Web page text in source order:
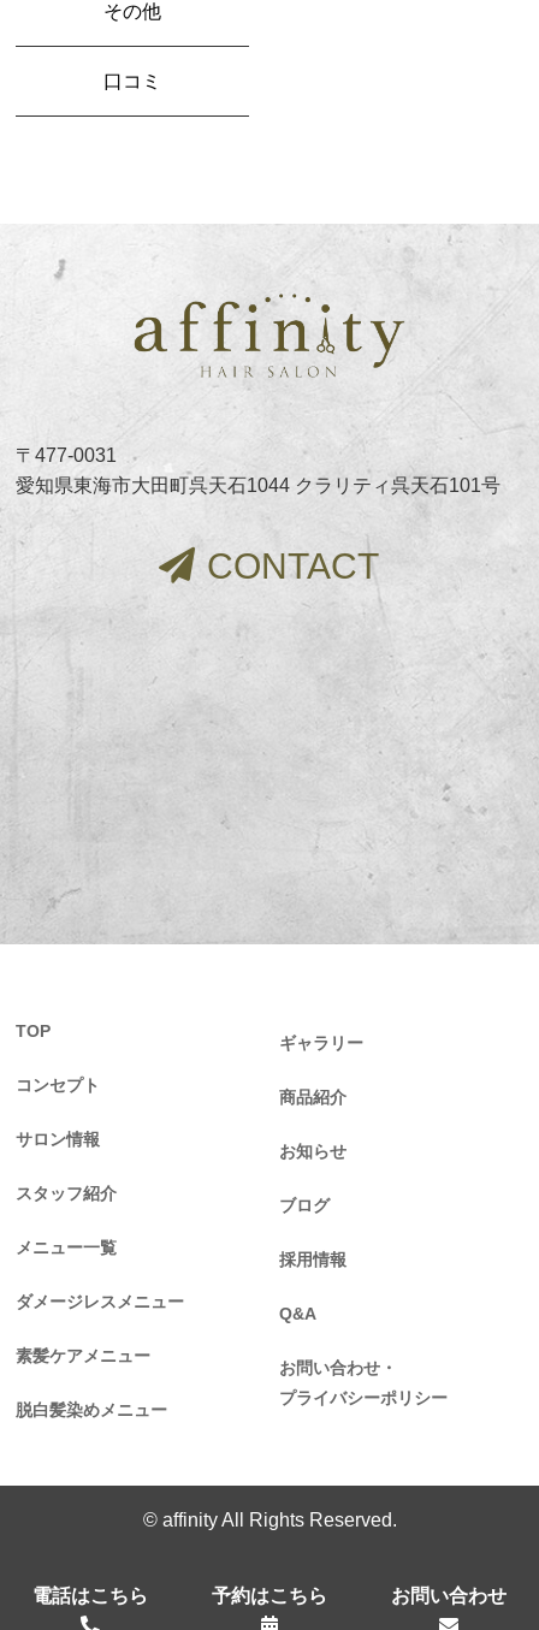
その他
口コミ
〒477-0031
愛知県東海市大田町呉天石1044 クラリティ呉天石101号
CONTACT
TOP
コンセプト
サロン情報
スタッフ紹介
メニュー一覧
ダメージレスメニュー
素髪ケアメニュー
脱白髪染めメニュー
ギャラリー
商品紹介
お知らせ
ブログ
採用情報
Q&A
お問い合わせ・
プライバシーポリシー
© affinity All Rights Reserved.
電話はこちら 予約はこちら お問い合わせ